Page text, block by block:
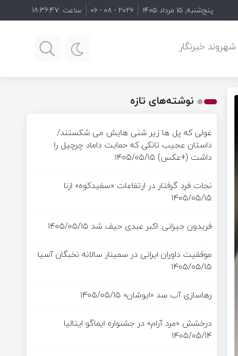
پنج‌شنبه, ۱۵ مرداد ۱۴۰۵ ۲۰۲۶ - ۰۸ - ۰۶ ساعت :18:36:48
شهروند خبرنگار
نوشته‌های تازه
غولی که پل ها زیر شنی هایش می شکستند/
داستان عجیب تانکی که حمایت داماد چرچیل را
داشت (+عکس) ۱۴۰۵/۰۵/۱۵
نجات فرد گرفتار در ارتفاعات «سفیدکوه» ازنا
۱۴۰۵/۰۵/۱۵
فریدون جیرانی: اکبر عبدی حیف شد ۱۴۰۵/۰۵/۱۵
موفقیت داوران ایرانی در سمینار سالانه نخبگان آسیا
۱۴۰۵/۰۵/۱۵
رهاسازی آب سد «ایوشان» ۱۴۰۵/۰۵/۱۵
درخشش «مرد آرام» در جشنواره ایماگو ایتالیا
۱۴۰۵/۰۵/۱۴